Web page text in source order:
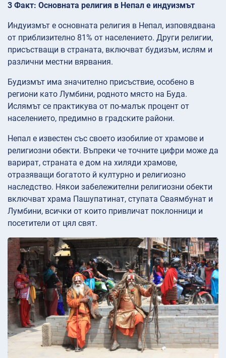
3 Факт: Основната религия в Непал е индуизмът
Индуизмът е основната религия в Непал, изповядвана
от приблизително 81% от населението. Други религии,
присъстващи в страната, включват будизъм, ислям и
различни местни вярвания.
Будизмът има значително присъствие, особено в
региони като Лумбини, родното място на Буда.
Ислямът се практикува от по-малък процент от
населението, предимно в градските райони.
Непал е известен със своето изобилие от храмове и
религиозни обекти. Въпреки че точните цифри може да
варират, страната е дом на хиляди храмове,
отразяващи богатото й културно и религиозно
наследство. Някои забележителни религиозни обекти
включват храма Пашупатинат, ступата Сваямбунат и
Лумбини, всички от които привличат поклонници и
посетители от цял свят.